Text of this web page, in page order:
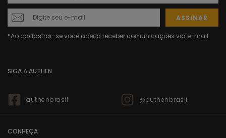
ASSINAR
SIGA A AUTHEN
authenbrasil @authenbrasil
CONHEÇA